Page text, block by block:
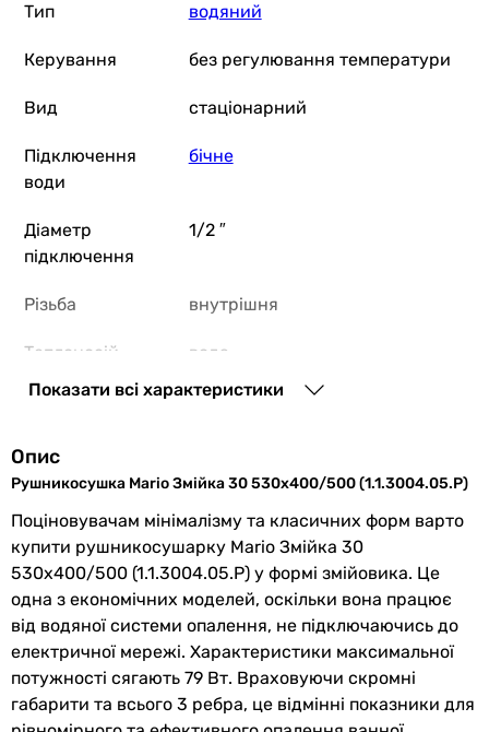
Тип водяний
Керування без регулювання температури
Вид стаціонарний
Підключення
води
бічне
Діаметр
підключення
1/2 ″
Різьба внутрішня
Теплоносій вода
Максимальний
14.8 бар
Максимальна
79 Вт
Форма змійка
Особливості
моделі
з кільцями, підключення
електричного Тена
Кількість секцій 4 шт
Профіль труби кругла
Показати всі характеристики
Опис
Рушникосушка Mario Змійка 30 530х400/500 (1.1.3004.05.P)
Поціновувачам мінімалізму та класичних форм варто
купити рушникосушарку Mario Змійка 30
530х400/500 (1.1.3004.05.P) у формі змійовика. Це
одна з економічних моделей, оскільки вона працює
від водяної системи опалення, не підключаючись до
електричної мережі. Характеристики максимальної
потужності сягають 79 Вт. Враховуючи скромні
габарити та всього 3 ребра, це відмінні показники для